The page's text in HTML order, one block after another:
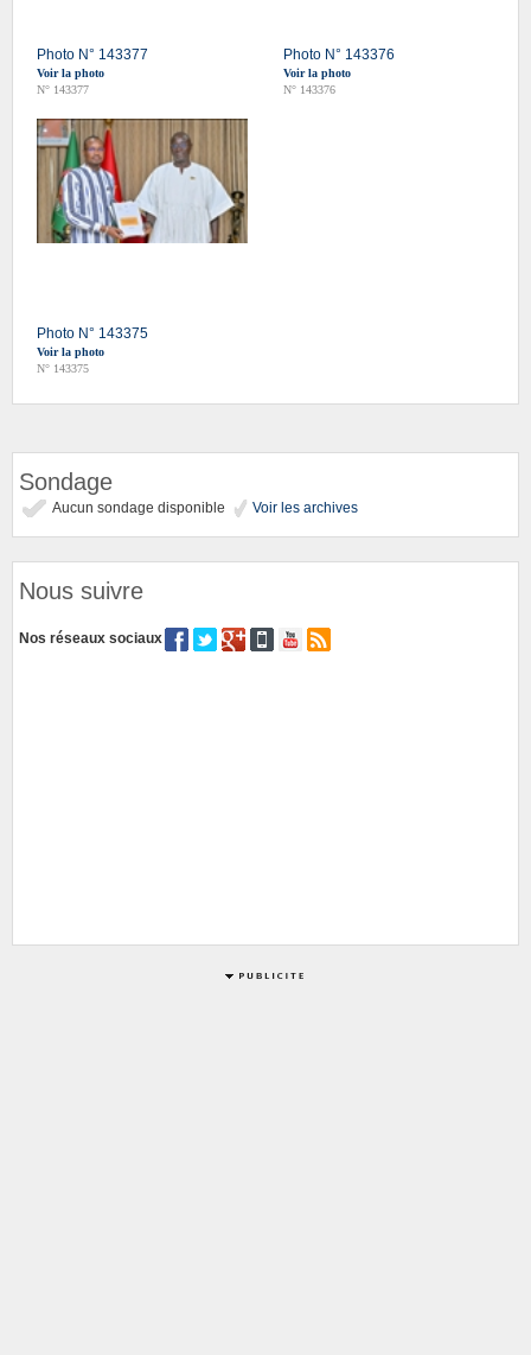
Photo N° 143377
Voir la photo
N° 143377
Photo N° 143376
Voir la photo
N° 143376
Photo N° 143375
Voir la photo
N° 143375
Sondage
Aucun sondage disponible Voir les archives
Nous suivre
Nos réseaux sociaux